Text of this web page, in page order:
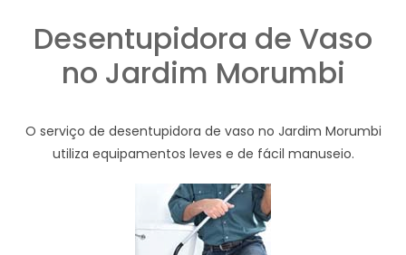
Desentupidora de Vaso
no Jardim Morumbi
O serviço de desentupidora de vaso no Jardim Morumbi
utiliza equipamentos leves e de fácil manuseio.